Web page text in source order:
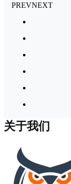
PREVNEXT
关于我们